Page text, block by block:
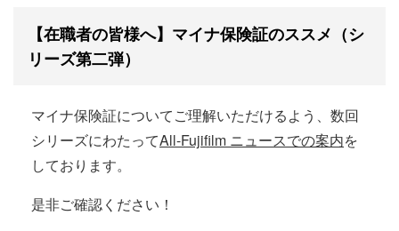
【在職者の皆様へ】マイナ保険証のススメ（シ
リーズ第二弾）
マイナ保険証についてご理解いただけるよう、数回
シリーズにわたってAll-Fujifilm ニュースでの案内を
しております。
是非ご確認ください！